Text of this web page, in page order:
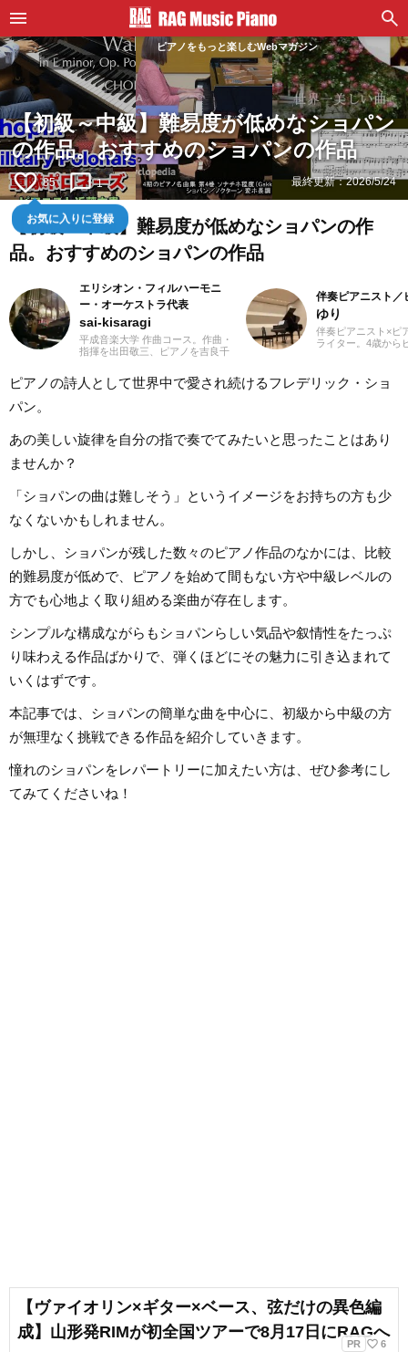
ピアノをもっと楽しむWebマガジン
【初級～中級】難易度が低めなショパン
の作品。おすすめのショパンの作品
favorite_border 85
お気に入りに登録
chat_bubble_outline 1 最終更新：2026/5/24
【初級～中級】難易度が低めなショパンの作
品。おすすめのショパンの作品
エリシオン・フィルハーモニ
ー・オーケストラ代表
sai-kisaragi
平成音楽大学 作曲コース。作曲・
指揮を出田敬三、ピアノを吉良千
くま各氏に師事。地域と音楽をテ
ーマに地元佐賀県で地域活性化に
ら、2012年9月に長野県松本市で行
われたプロのゲーム・アニメ音楽
コントラバスで参加。2016年
CAPCOM九州ツアーではオーケス
トラメンバーとして参加の他、公
演スタッフも担当。現在は佐賀県
楽団「エリシオン・フィルハーモ
ームミュージック吹奏楽団」運営
当しています。
伴奏ピアニスト／
ゆり
伴奏ピアニスト×ピ
ライター。4歳から
の専門課程に進み
奏のおもしろさに
レッスンを通して
行の曲を教わるこ
イターとしての活
ピアノの詩人として世界中で愛され続けるフレデリック・ショ
パン。
あの美しい旋律を自分の指で奏でてみたいと思ったことはあり
ませんか？
「ショパンの曲は難しそう」というイメージをお持ちの方も少
なくないかもしれません。
しかし、ショパンが残した数々のピアノ作品のなかには、比較
的難易度が低めで、ピアノを始めて間もない方や中級レベルの
方でも心地よく取り組める楽曲が存在します。
シンプルな構成ながらもショパンらしい気品や叙情性をたっぷ
り味わえる作品ばかりで、弾くほどにその魅力に引き込まれて
いくはずです。
本記事では、ショパンの簡単な曲を中心に、初級から中級の方
が無理なく挑戦できる作品を紹介していきます。
憧れのショパンをレパートリーに加えたい方は、ぜひ参考にし
てみてくださいね！
【ヴァイオリン×ギター×ベース、弦だけの異色編
成】山形発RIMが初全国ツアーで8月17日にRAGへ
PR favorite_border 6